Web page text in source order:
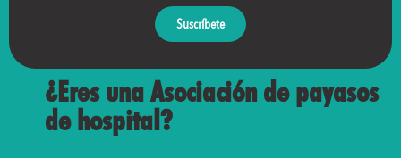
Suscríbete
¿Eres una Asociación de payasos
de hospital?